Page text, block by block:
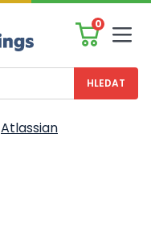
0
Atlassian